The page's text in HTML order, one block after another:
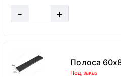
- +
Полоса
Под заказ